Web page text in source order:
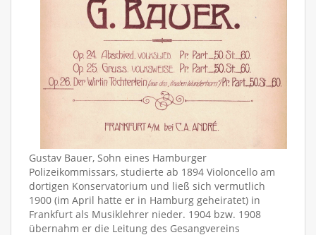
Gustav Bauer, Sohn eines Hamburger
Polizeikommissars, studierte ab 1894 Violoncello am
dortigen Konservatorium und ließ sich vermutlich
1900 (im April hatte er in Hamburg geheiratet) in
Frankfurt als Musiklehrer nieder. 1904 bzw. 1908
übernahm er die Leitung des Gesangvereins